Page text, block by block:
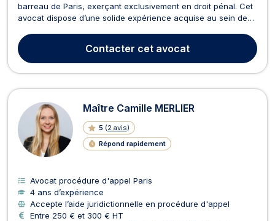
barreau de Paris, exerçant exclusivement en droit pénal. Cet
avocat dispose d’une solide expérience acquise au sein de
dans plusieurs centaines de dossiers à travers la France,
principalement des procédures d’instru...
Contacter cet avocat
Maître Camille MERLIER
5 (2 avis)
Répond rapidement
Avocat procédure d'appel Paris
4 ans d’expérience
Accepte l’aide juridictionnelle en procédure d'appel
Entre 250 € et 300 € HT